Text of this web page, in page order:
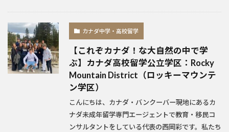
カナダ中学・高校留学
【これぞカナダ！な大自然の中で学
ぶ】カナダ高校留学公立学区：Rocky
Mountain District（ロッキーマウンテ
ン学区）
こんにちは、カナダ・バンクーバー現地にあるカ
ナダ未成年留学専門エージェントで教育・移民コ
ンサルタントをしている代表の西岡彩です。私たち